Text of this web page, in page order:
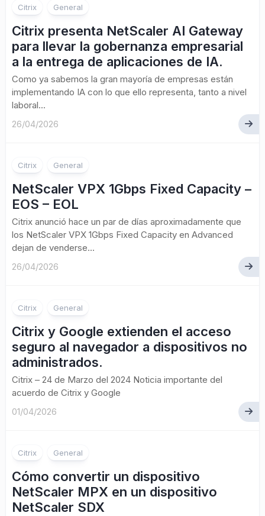
Citrix General
Citrix presenta NetScaler AI Gateway
para llevar la gobernanza empresarial
a la entrega de aplicaciones de IA.
Como ya sabemos la gran mayoría de empresas están
implementando IA con lo que ello representa, tanto a nivel
laboral...
26/04/2026
Citrix General
NetScaler VPX 1Gbps Fixed Capacity –
EOS – EOL
Citrix anunció hace un par de días aproximadamente que
los NetScaler VPX 1Gbps Fixed Capacity en Advanced
dejan de venderse...
26/04/2026
Citrix General
Citrix y Google extienden el acceso
seguro al navegador a dispositivos no
administrados.
Citrix – 24 de Marzo del 2024 Noticia importante del
acuerdo de Citrix y Google
01/04/2026
Citrix General
Cómo convertir un dispositivo
NetScaler MPX en un dispositivo
NetScaler SDX